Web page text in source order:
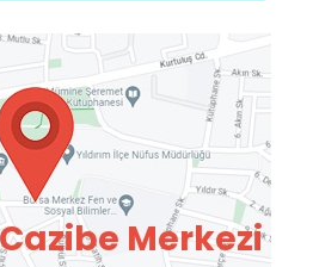
Merkezi